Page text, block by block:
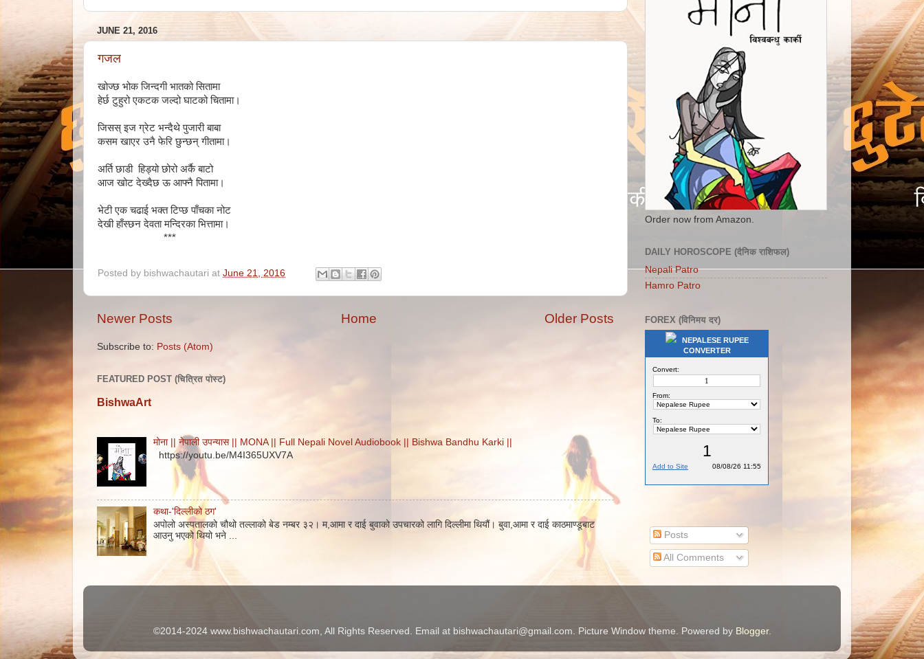
JUNE 21, 2016
गजल
खोज्छ भोक जिन्दगी भातको सितामा
हेर्छ टुहुरो एकटक जल्दो घाटको चितामा।
जिसस् इज ग्रेट भन्दैथे पुजारी बाबा
कसम खाएर उनै फेरि छुन्छन् गीतामा।
अर्ति छाडी हिड्यो छोरो अर्कै बाटो
आज खोट देख्दैछ ऊ आफ्नै पितामा।
भेटी एक चढाई भक्त टिप्छ पाँचका नोट
देखी हाँस्छन देवता मन्दिरका भित्तामा।
***
Posted by bishwachautari at June 21, 2016
Newer Posts Older Posts
Home
Subscribe to: Posts (Atom)
FEATURED POST (चित्रित पोस्ट)
BishwaArt
मोना || नेपाली उपन्यास || MONA || Full Nepali Novel Audiobook || Bishwa Bandhu Karki ||
https://youtu.be/M4I365UXV7A
कथा-'दिल्लीको ठग'
अपोलो अस्पतालको चौथो तल्लाको बेड नम्बर ३२। म,आमा र दाई बुवाको उपचारको लागि दिल्लीमा थियौं। बुवा,आमा र दाई काठमाण्डूबाट
आउनु भएको थियो भने ...
Order now from Amazon.
DAILY HOROSCOPE (दैनिक राशिफल)
Nepali Patro
Hamro Patro
FOREX (विनिमय दर)
NEPALESE RUPEE
CONVERTER
Posts
All Comments
©2014-2024 www.bishwachautari.com, All Rights Reserved. Email at bishwachautari@gmail.com. Picture Window theme. Powered by Blogger.